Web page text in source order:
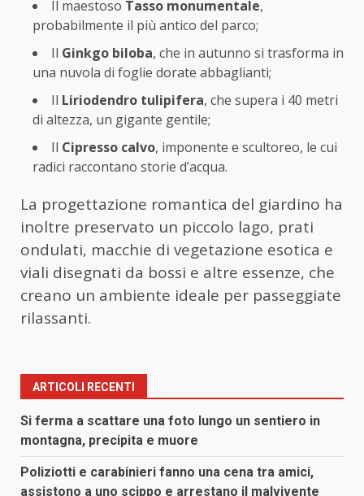
Il maestoso Tasso monumentale,
probabilmente il più antico del parco;
Il Ginkgo biloba, che in autunno si trasforma in
una nuvola di foglie dorate abbaglianti;
Il Liriodendro tulipifera, che supera i 40 metri
di altezza, un gigante gentile;
Il Cipresso calvo, imponente e scultoreo, le cui
radici raccontano storie d’acqua.
La progettazione romantica del giardino ha
inoltre preservato un piccolo lago, prati
ondulati, macchie di vegetazione esotica e
viali disegnati da bossi e altre essenze, che
creano un ambiente ideale per passeggiate
rilassanti.
ARTICOLI RECENTI
Si ferma a scattare una foto lungo un sentiero in
montagna, precipita e muore
Poliziotti e carabinieri fanno una cena tra amici,
assistono a uno scippo e arrestano il malvivente